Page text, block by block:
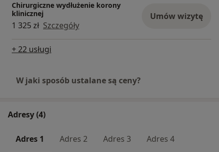
Chirurgiczne wydłużenie korony
klinicznej
1 325 zł Szczegóły
Umów wizytę
+ 22 usługi
W jaki sposób ustalane są ceny?
Adresy (4)
Adres 1 Adres 2 Adres 3 Adres 4